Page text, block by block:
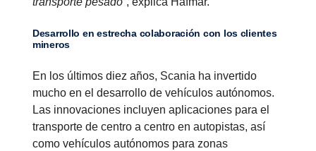
Desarrollo en estrecha colaboración con los clientes
mineros
En los últimos diez años, Scania ha invertido
mucho en el desarrollo de vehículos autónomos.
Las innovaciones incluyen aplicaciones para el
transporte de centro a centro en autopistas, así
como vehículos autónomos para zonas